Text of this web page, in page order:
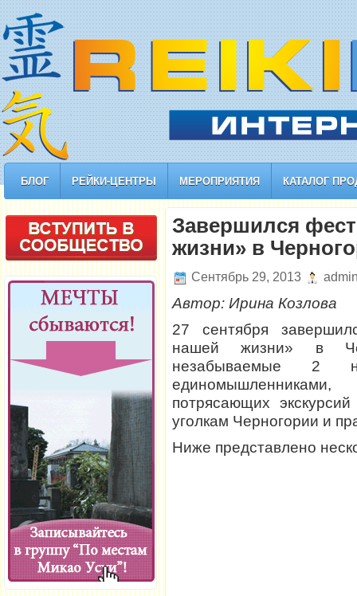
БЛОГ РЕЙКИ-ЦЕНТРЫ МЕРОПРИЯТИЯ КАТАЛОГ
Завершился
жизни» в
Сентябрь 29, 2013
Автор: Ирина Козлова
27 сентября
нашей жизни» в
незабываемые 2
потрясающих
уголкам Черногории и
Ниже представлено